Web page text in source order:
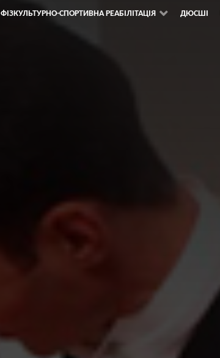
ФІЗКУЛЬТУРНО-СПОРТИВНА РЕАБІЛІТАЦІЯ ДЮСШІ